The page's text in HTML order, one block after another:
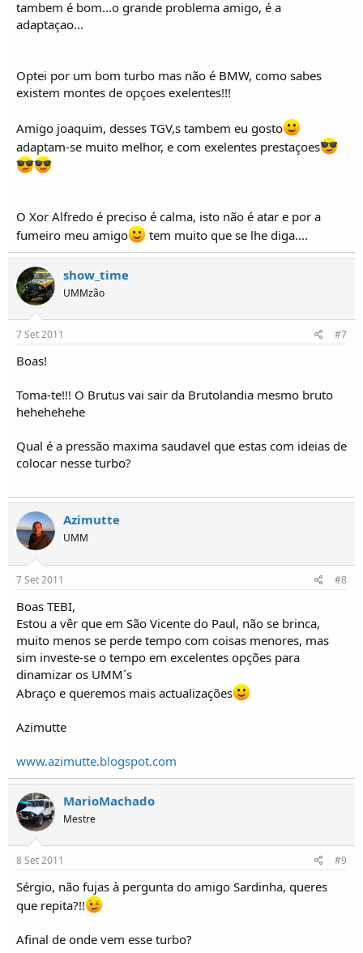
tambem é bom...o grande problema amigo, é a
adaptaçao...
Optei por um bom turbo mas não é BMW, como sabes
existem montes de opçoes exelentes!!!
Amigo joaquim, desses TGV,s tambem eu gosto
adaptam-se muito melhor, e com exelentes prestaçoes
O Xor Alfredo é preciso é calma, isto não é atar e por a
fumeiro meu amigo
tem muito que se lhe diga....
show_time
UMMzão
7 Set 2011 #7
Boas!
Toma-te!!! O Brutus vai sair da Brutolandia mesmo bruto
hehehehehe
Qual é a pressão maxima saudavel que estas com ideias de
colocar nesse turbo?
Azimutte
UMM
7 Set 2011 #8
Boas TEBI,
Estou a vêr que em São Vicente do Paul, não se brinca,
muito menos se perde tempo com coisas menores, mas
sim investe-se o tempo em excelentes opções para
dinamizar os UMM´s
Abraço e queremos mais actualizações
Azimutte
www.azimutte.blogspot.com
MarioMachado
Mestre
8 Set 2011 #9
Sérgio, não fujas à pergunta do amigo Sardinha, queres
que repita?!!
Afinal de onde vem esse turbo?